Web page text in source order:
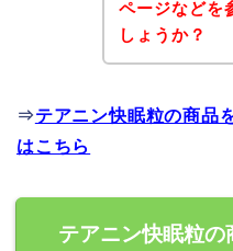
ページなどを
しょうか？
⇒テアニン快眠粒の商品
はこちら
テアニン快眠粒